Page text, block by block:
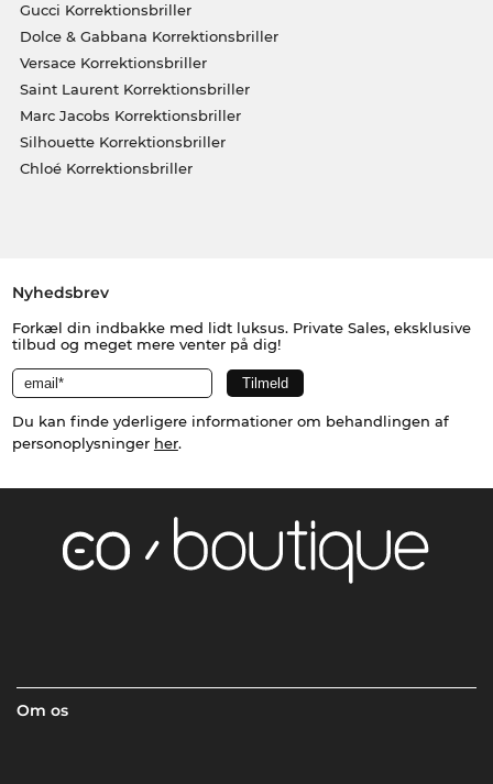
Gucci Korrektionsbriller
Dolce & Gabbana Korrektionsbriller
Versace Korrektionsbriller
Saint Laurent Korrektionsbriller
Marc Jacobs Korrektionsbriller
Silhouette Korrektionsbriller
Chloé Korrektionsbriller
Nyhedsbrev
Forkæl din indbakke med lidt luksus. Private Sales, eksklusive
tilbud og meget mere venter på dig!
Du kan finde yderligere informationer om behandlingen af
personoplysninger her.
Om os